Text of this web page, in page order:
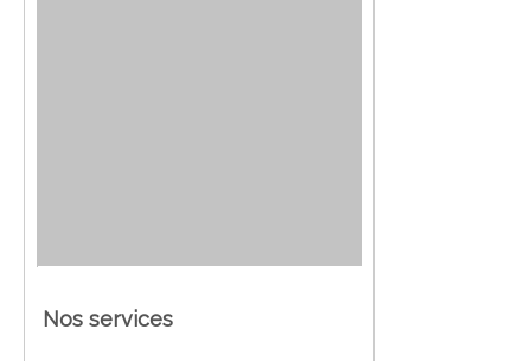
Nos services